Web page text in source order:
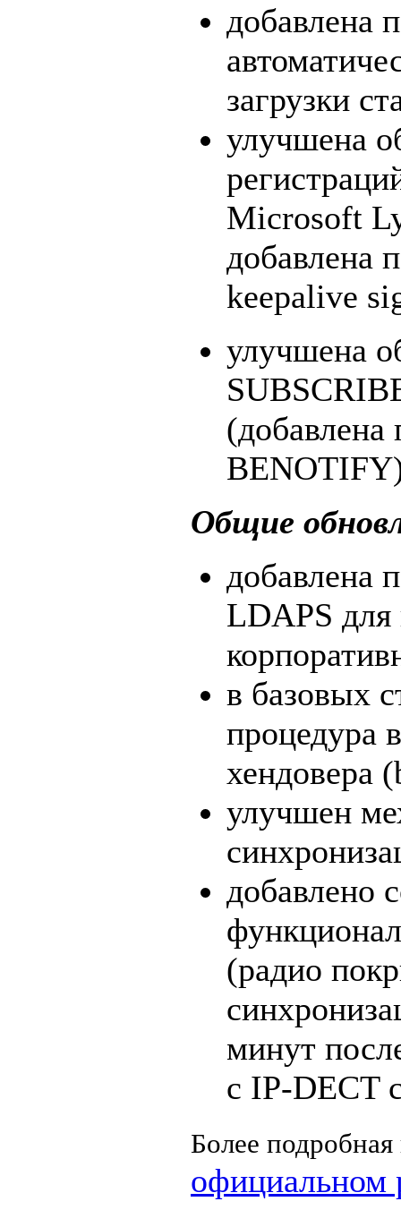
добавлена
загрузки
улучшена
Microsoft
добавлена
keepalive
улучшена
(добавлена
Общие
добавлена
LDAPS для
в базовых
процедура
хендовера
улучшен
добавлено
(радио
минут
с IP-DECT
Более
официальном